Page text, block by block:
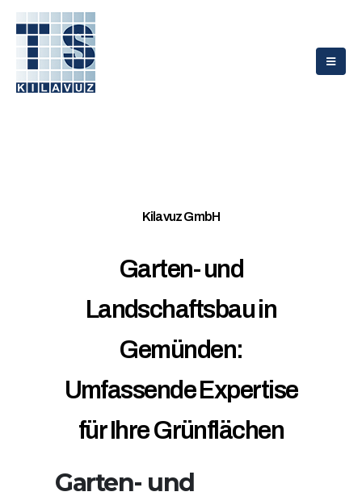
Kilavuz GmbH
Garten- und
Landschaftsbau in
Gemünden:
Umfassende Expertise
für Ihre Grünflächen
Garten- und